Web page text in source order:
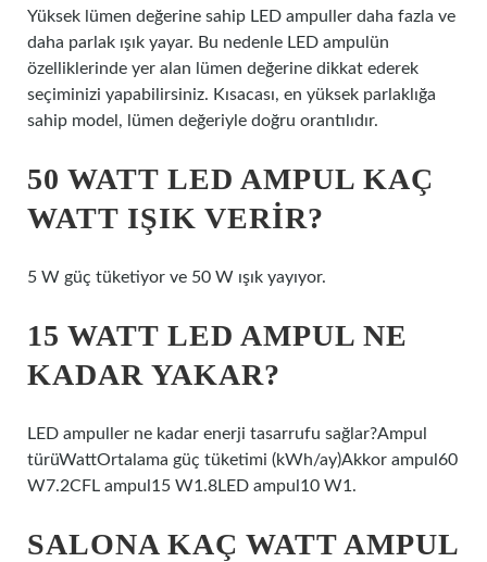
Yüksek lümen değerine sahip LED ampuller daha fazla ve
daha parlak ışık yayar. Bu nedenle LED ampulün
özelliklerinde yer alan lümen değerine dikkat ederek
seçiminizi yapabilirsiniz. Kısacası, en yüksek parlaklığa
sahip model, lümen değeriyle doğru orantılıdır.
50 WATT LED AMPUL KAÇ
WATT IŞIK VERIR?
5 W güç tüketiyor ve 50 W ışık yayıyor.
15 WATT LED AMPUL NE
KADAR YAKAR?
LED ampuller ne kadar enerji tasarrufu sağlar?Ampul
türüWattOrtalama güç tüketimi (kWh/ay)Akkor ampul60
W7.2CFL ampul15 W1.8LED ampul10 W1.
SALONA KAÇ WATT AMPUL